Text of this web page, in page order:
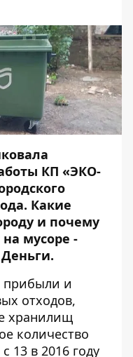
КП «ЭКО-
Какие
и почему
мусоре -
прибыли и
отходов,
хранилищ
количество
13 в 2016 году